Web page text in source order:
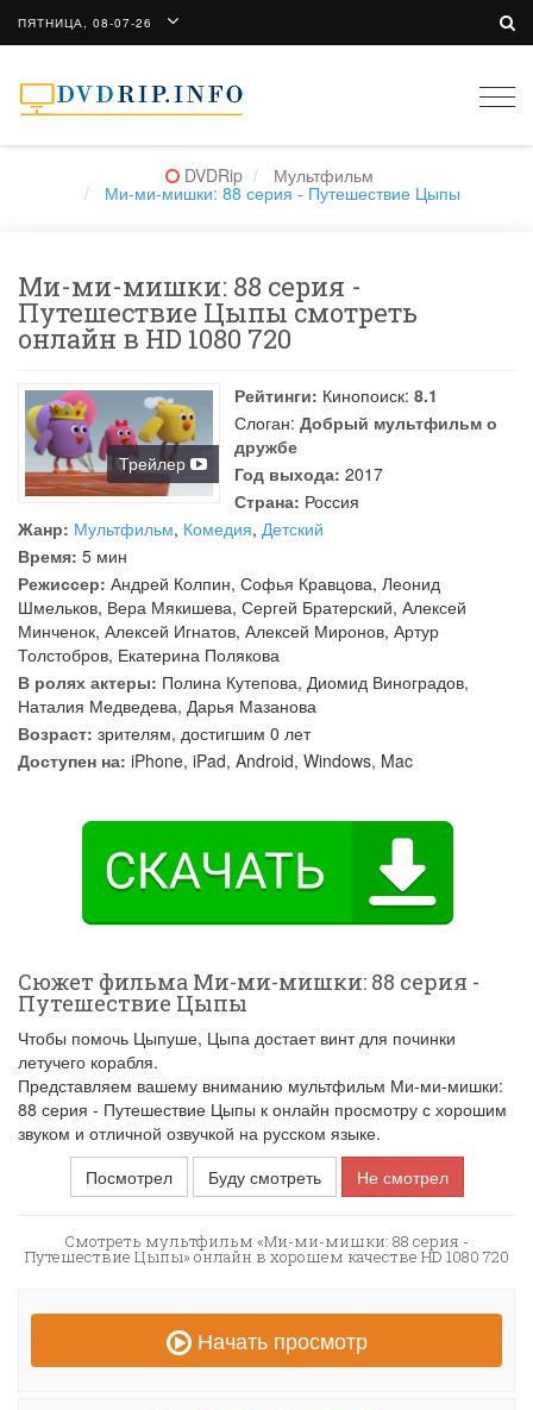
ПЯТНИЦА, 08-07-26
DVDRip Мультфильм
Ми-ми-мишки: 88 серия - Путешествие Цыпы
Ми-ми-мишки: 88 серия -
Путешествие Цыпы смотреть
онлайн в HD 1080 720
Трейлер
Рейтинги: Кинопоиск: 8.1
Слоган: Добрый мультфильм о
дружбе
Год выхода: 2017
Страна: Россия
Жанр: Мультфильм, Комедия, Детский
Время: 5 мин
Режиссер: Андрей Колпин, Софья Кравцова, Леонид
Шмельков, Вера Мякишева, Сергей Братерский, Алексей
Минченок, Алексей Игнатов, Алексей Миронов, Артур
Толстобров, Екатерина Полякова
В ролях актеры: Полина Кутепова, Диомид Виноградов,
Наталия Медведева, Дарья Мазанова
Возраст: зрителям, достигшим 0 лет
Доступен на: iPhone, iPad, Android, Windows, Mac
Сюжет фильма Ми-ми-мишки: 88 серия -
Путешествие Цыпы
Чтобы помочь Цыпуше, Цыпа достает винт для починки
летучего корабля.
Представляем вашему вниманию мультфильм Ми-ми-мишки:
88 серия - Путешествие Цыпы к онлайн просмотру с хорошим
звуком и отличной озвучкой на русском языке.
Посмотрел
Буду смотреть Не смотрел
Смотреть мультфильм «Ми-ми-мишки: 88 серия -
Путешествие Цыпы» онлайн в хорошем качестве HD 1080 720
Начать просмотр